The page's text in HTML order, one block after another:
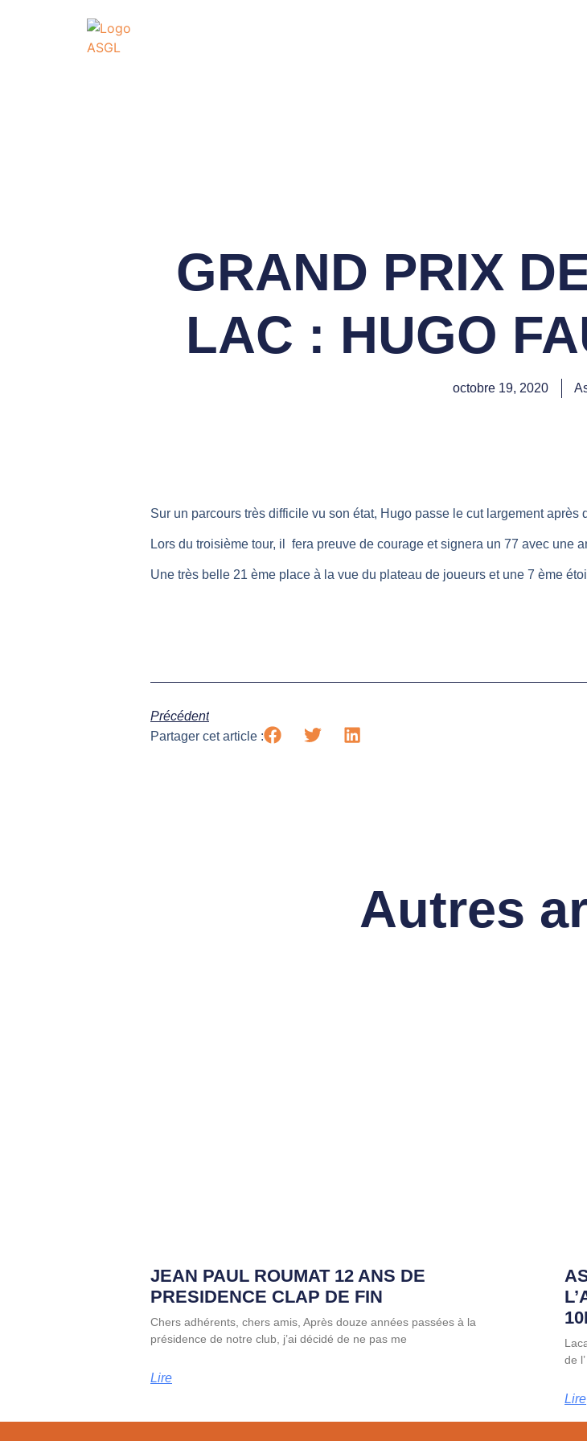
GRAND PRIX
LAC : HUGO
octobre 19, 2020
Sur un parcours très difficile vu son état, Hugo passe le cut largement après
Lors du troisième tour, il fera preuve de courage et signera un 77 avec une
Une très belle 21 ème place à la vue du plateau de joueurs et une 7 ème
Précédent
Partager cet article :
Autres
JEAN PAUL ROUMAT 12 ANS DE
PRESIDENCE CLAP DE FIN
Chers adhérents, chers amis, Après douze années passées à la
présidence de notre club, j’ai décidé de ne pas me
Lire
de
Lire